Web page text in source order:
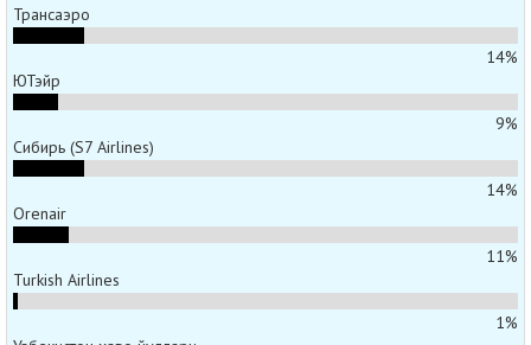
Трансаэро
14%
ЮТэйр
9%
Сибирь (S7 Airlines)
14%
Orenair
11%
Turkish Airlines
1%